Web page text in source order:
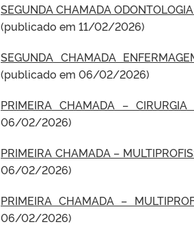
SEGUNDA CHAMADA
(publicado em 11/02/2026)
SEGUNDA CHAMADA
(publicado em 06/02/2026)
PRIMEIRA CHAMADA – CIRURGIA
06/02/2026)
PRIMEIRA CHAMADA –
06/02/2026)
PRIMEIRA CHAMADA –
06/02/2026)